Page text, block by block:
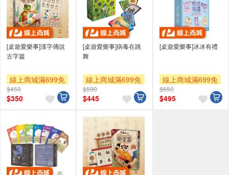
[桌遊愛樂事]漢字傳說
古字篇
線上商城滿699免
贈OPENPOINT
$450
$350
[桌遊愛樂事]病毒在跳
舞
線上商城滿699免
贈OPENPOINT
$590
$445
[桌遊愛樂事]冰冰有禮
線上商城滿699免
贈OPENPOINT
$650
$495